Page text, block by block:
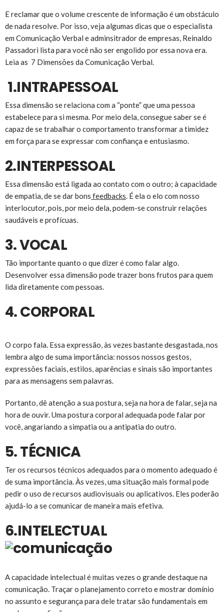
E reclamar que o volume crescente de informação é um obstáculo
de nada resolve. Por isso, veja algumas dicas que o especialista
em Comunicação Verbal e adminsitrador de empresas, Reinaldo
Passadori lista para você não ser engolido por essa nova era.
Leia as 7 Dimensões da Comunicação Verbal.
1.INTRAPESSOAL
Essa dimensão se relaciona com a “ponte” que uma pessoa
estabelece para si mesma. Por meio dela, consegue saber se é
capaz de se trabalhar o comportamento transformar a timidez
em força para se expressar com confiança e entusiasmo.
2.INTERPESSOAL
Essa dimensão está ligada ao contato com o outro; à capacidade
de empatia, de se dar bons feedbacks . É ela o elo com nosso
interlocutor, pois, por meio dela, podem-se construir relações
saudáveis e profícuas.
3. VOCAL
Tão importante quanto o que dizer é como falar algo.
Desenvolver essa dimensão pode trazer bons frutos para quem
lida diretamente com pessoas.
4. CORPORAL
O corpo fala. Essa expressão, às vezes bastante desgastada, nos
lembra algo de suma importância: nossos nossos gestos,
expressões faciais, estilos, aparências e sinais são importantes
para as mensagens sem palavras.
Portanto, dê atenção a sua postura, seja na hora de falar, seja na
hora de ouvir. Uma postura corporal adequada pode falar por
você, angariando a simpatia ou a antipatia do outro.
5. TÉCNICA
Ter os recursos técnicos adequados para o momento adequado é
de suma importância. Às vezes, uma situação mais formal pode
pedir o uso de recursos audiovisuais ou aplicativos. Eles poderão
ajudá-lo a se comunicar de maneira mais efetiva.
6.INTELECTUAL
A capacidade intelectual é muitas vezes o grande destaque na
comunicação. Traçar o planejamento correto e mostrar domínio
no assunto e segurança para dele tratar são fundamentais em